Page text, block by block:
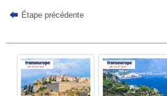
Étape précédente